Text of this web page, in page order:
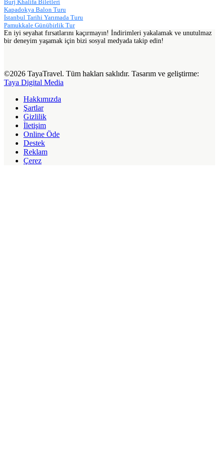
Burj Khalifa Biletleri
Kapadokya Balon Turu
İstanbul Tarihi Yarımada Turu
Pamukkale Günübirlik Tur
En iyi seyahat fırsatlarını kaçırmayın! İndirimleri yakalamak ve unutulmaz
bir deneyim yaşamak için bizi sosyal medyada takip edin!
©2026 TayaTravel. Tüm hakları saklıdır. Tasarım ve geliştirme:
Taya Digital Media
Hakkımızda
Şartlar
Gizlilik
İletişim
Online Öde
Destek
Reklam
Çerez